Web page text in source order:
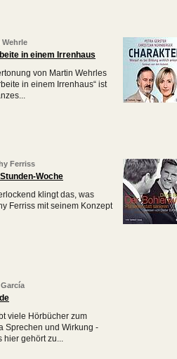
Wehrle
in einem Irrenhaus
von Martin Wehrles
in einem Irrenhaus“ ist
Ferriss
Woche
klingt das, was
Ferriss mit seinem Konzept
viele Hörbücher zum
Sprechen und Wirkung -
hier gehört zu...